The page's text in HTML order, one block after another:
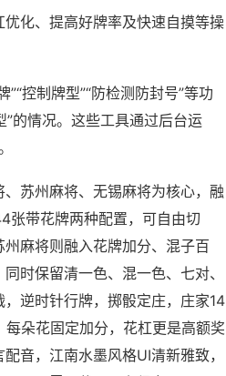
化、提高好牌率及快速自摸等操
控制牌型”“防检测防封号”等功
”的情况。这些工具通过后台运
苏州麻将、无锡麻将为核心，融
张带花牌两种配置，可自由切
麻将则融入花牌加分、混子百
时保留清一色、混一色、七对、
逆时针行牌，掷骰定庄，庄家14
朵花固定加分，花杠更是高额奖
音，江南水墨风格UI清新雅致，